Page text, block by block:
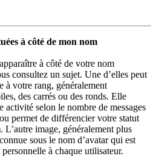
à côté de mon nom
à côté de votre nom
consultez un sujet. Une d’elles peut
à votre rang, généralement
des carrés ou des ronds. Elle
activité selon le nombre de messages
permet de différencier votre statut
image, généralement plus
sous le nom d’avatar qui est
à chaque utilisateur.